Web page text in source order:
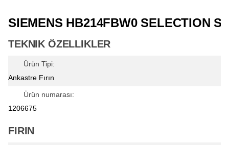
SIEMENS HB214FBW0 SELECTION
TEKNIK ÖZELLIKLER
Ürün Tipi:
Ankastre Fırın
Ürün numarası:
1206675
FIRIN